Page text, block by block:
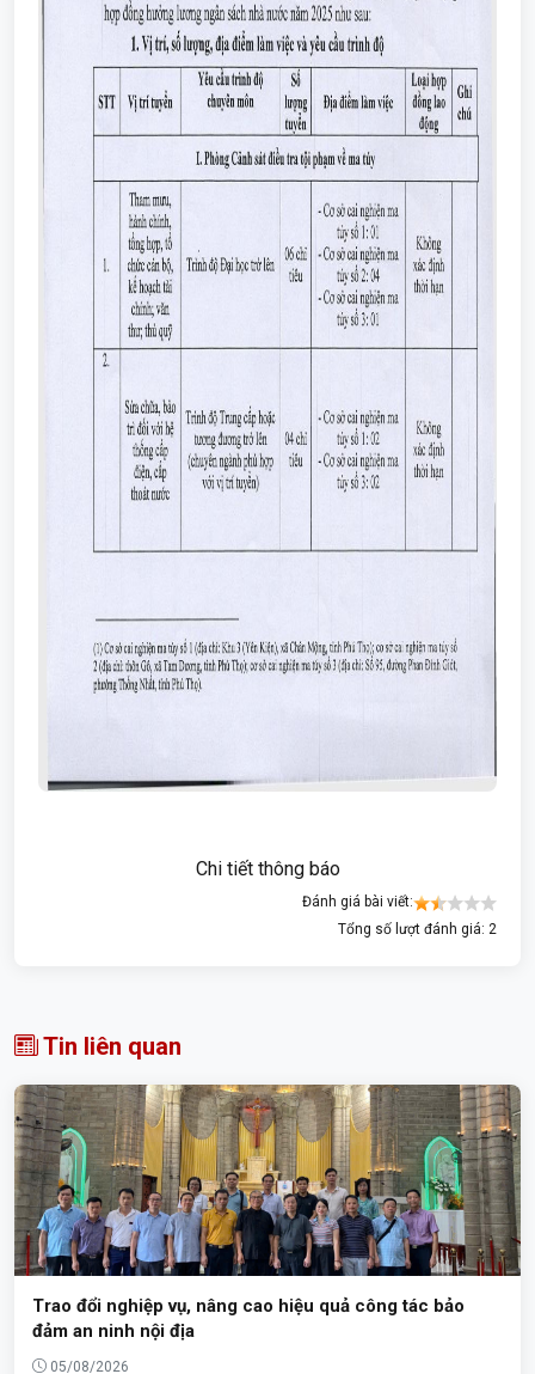
Chi tiết thông báo
Đánh giá bài viết:
Tổng số lượt đánh giá: 2
Tin liên quan
Trao đổi nghiệp vụ, nâng cao hiệu quả công tác bảo
đảm an ninh nội địa
05/08/2026